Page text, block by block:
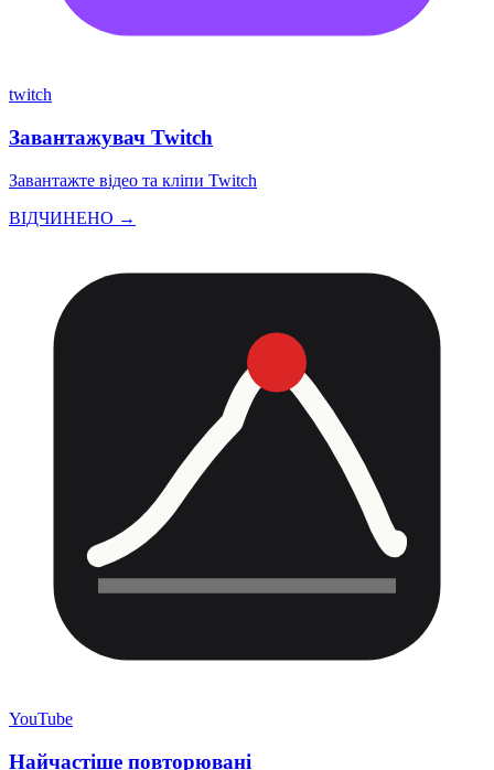
twitch
Завантажувач Twitch
Завантажте відео та кліпи Twitch
ВІДЧИНЕНО →
YouTube
Найчастіше повторювані